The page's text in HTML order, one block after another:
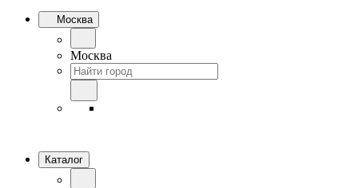
Москва
Москва
Каталог